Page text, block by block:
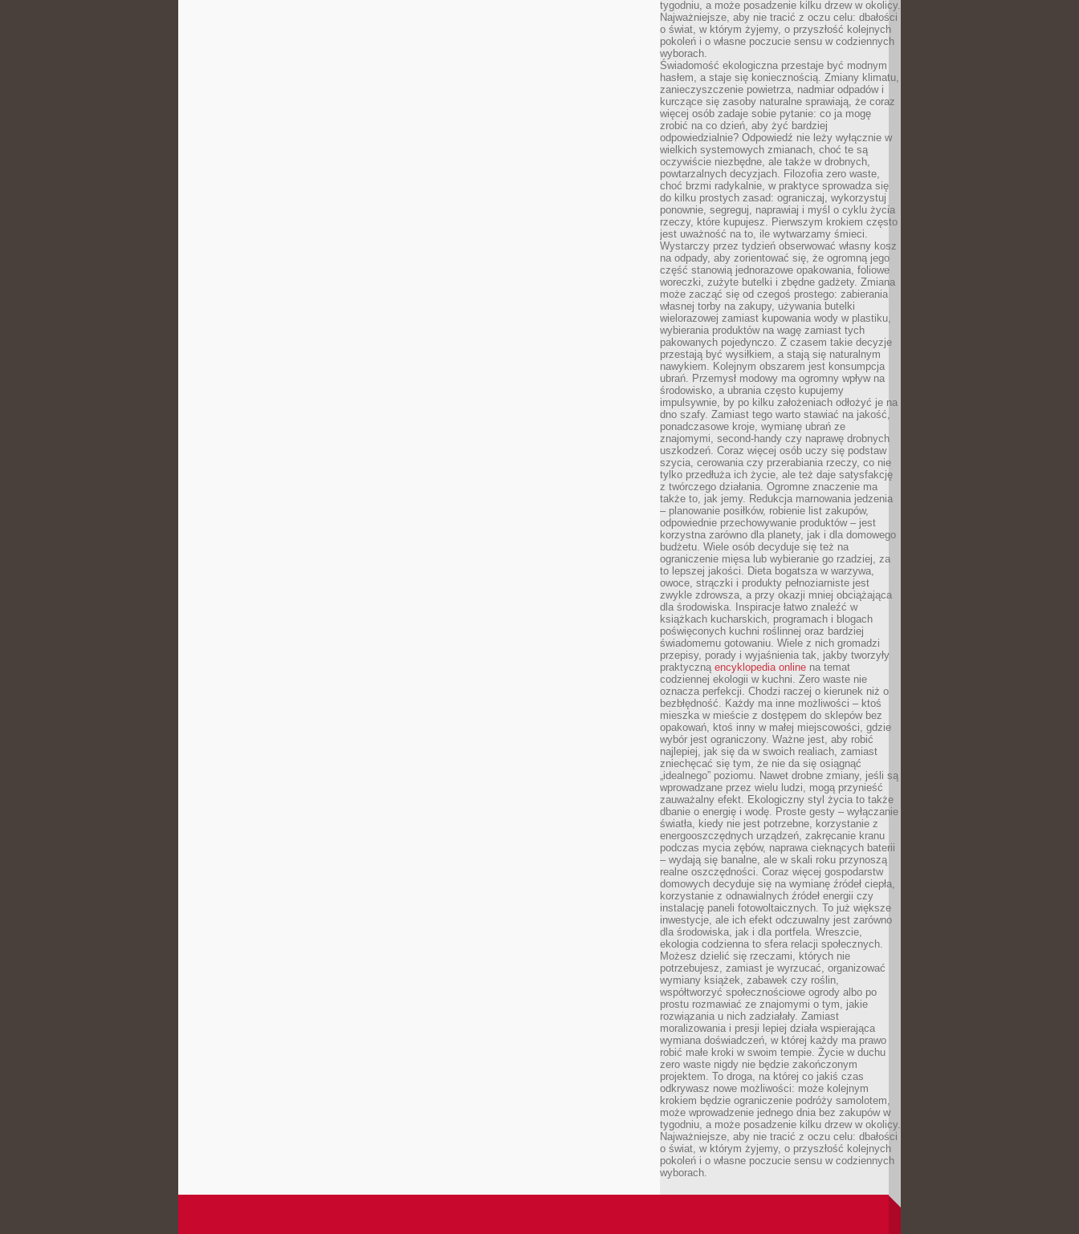
tygodniu, a może posadzenie kilku drzew w okolicy.
Najważniejsze, aby nie tracić z oczu celu: dbałości
o świat, w którym żyjemy, o przyszłość kolejnych
pokoleń i o własne poczucie sensu w codziennych
wyborach.
Świadomość ekologiczna przestaje być modnym
hasłem, a staje się koniecznością. Zmiany klimatu,
zanieczyszczenie powietrza, nadmiar odpadów i
kurczące się zasoby naturalne sprawiają, że coraz
więcej osób zadaje sobie pytanie: co ja mogę
zrobić na co dzień, aby żyć bardziej
odpowiedzialnie? Odpowiedź nie leży wyłącznie w
wielkich systemowych zmianach, choć te są
oczywiście niezbędne, ale także w drobnych,
powtarzalnych decyzjach. Filozofia zero waste,
choć brzmi radykalnie, w praktyce sprowadza się
do kilku prostych zasad: ograniczaj, wykorzystuj
ponownie, segreguj, naprawiaj i myśl o cyklu życia
rzeczy, które kupujesz. Pierwszym krokiem często
jest uważność na to, ile wytwarzamy śmieci.
Wystarczy przez tydzień obserwować własny kosz
na odpady, aby zorientować się, że ogromną jego
część stanowią jednorazowe opakowania, foliowe
woreczki, zużyte butelki i zbędne gadżety. Zmiana
może zacząć się od czegoś prostego: zabierania
własnej torby na zakupy, używania butelki
wielorazowej zamiast kupowania wody w plastiku,
wybierania produktów na wagę zamiast tych
pakowanych pojedynczo. Z czasem takie decyzje
przestają być wysiłkiem, a stają się naturalnym
nawykiem. Kolejnym obszarem jest konsumpcja
ubrań. Przemysł modowy ma ogromny wpływ na
środowisko, a ubrania często kupujemy
impulsywnie, by po kilku założeniach odłożyć je na
dno szafy. Zamiast tego warto stawiać na jakość,
ponadczasowe kroje, wymianę ubrań ze
znajomymi, second-handy czy naprawę drobnych
uszkodzeń. Coraz więcej osób uczy się podstaw
szycia, cerowania czy przerabiania rzeczy, co nie
tylko przedłuża ich życie, ale też daje satysfakcję
z twórczego działania. Ogromne znaczenie ma
także to, jak jemy. Redukcja marnowania jedzenia
– planowanie posiłków, robienie list zakupów,
odpowiednie przechowywanie produktów – jest
korzystna zarówno dla planety, jak i dla domowego
budżetu. Wiele osób decyduje się też na
ograniczenie mięsa lub wybieranie go rzadziej, za
to lepszej jakości. Dieta bogatsza w warzywa,
owoce, strączki i produkty pełnoziarniste jest
zwykle zdrowsza, a przy okazji mniej obciążająca
dla środowiska. Inspiracje łatwo znaleźć w
książkach kucharskich, programach i blogach
poświęconych kuchni roślinnej oraz bardziej
świadomemu gotowaniu. Wiele z nich gromadzi
przepisy, porady i wyjaśnienia tak, jakby tworzyły
praktyczną encyklopedia online na temat
codziennej ekologii w kuchni. Zero waste nie
oznacza perfekcji. Chodzi raczej o kierunek niż o
bezbłędność. Każdy ma inne możliwości – ktoś
mieszka w mieście z dostępem do sklepów bez
opakowań, ktoś inny w małej miejscowości, gdzie
wybór jest ograniczony. Ważne jest, aby robić
najlepiej, jak się da w swoich realiach, zamiast
zniechęcać się tym, że nie da się osiągnąć
„idealnego” poziomu. Nawet drobne zmiany, jeśli są
wprowadzane przez wielu ludzi, mogą przynieść
zauważalny efekt. Ekologiczny styl życia to także
dbanie o energię i wodę. Proste gesty – wyłączanie
światła, kiedy nie jest potrzebne, korzystanie z
energooszczędnych urządzeń, zakręcanie kranu
podczas mycia zębów, naprawa cieknących baterii
– wydają się banalne, ale w skali roku przynoszą
realne oszczędności. Coraz więcej gospodarstw
domowych decyduje się na wymianę źródeł ciepła,
korzystanie z odnawialnych źródeł energii czy
instalację paneli fotowoltaicznych. To już większe
inwestycje, ale ich efekt odczuwalny jest zarówno
dla środowiska, jak i dla portfela. Wreszcie,
ekologia codzienna to sfera relacji społecznych.
Możesz dzielić się rzeczami, których nie
potrzebujesz, zamiast je wyrzucać, organizować
wymiany książek, zabawek czy roślin,
współtworzyć społecznościowe ogrody albo po
prostu rozmawiać ze znajomymi o tym, jakie
rozwiązania u nich zadziałały. Zamiast
moralizowania i presji lepiej działa wspierająca
wymiana doświadczeń, w której każdy ma prawo
robić małe kroki w swoim tempie. Życie w duchu
zero waste nigdy nie będzie zakończonym
projektem. To droga, na której co jakiś czas
odkrywasz nowe możliwości: może kolejnym
krokiem będzie ograniczenie podróży samolotem,
może wprowadzenie jednego dnia bez zakupów w
tygodniu, a może posadzenie kilku drzew w okolicy.
Najważniejsze, aby nie tracić z oczu celu: dbałości
o świat, w którym żyjemy, o przyszłość kolejnych
pokoleń i o własne poczucie sensu w codziennych
wyborach.